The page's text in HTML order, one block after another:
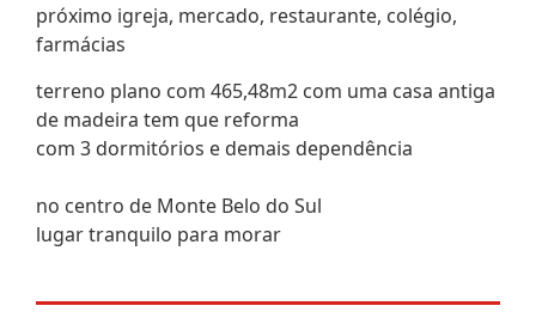
próximo igreja, mercado, restaurante, colégio,
farmácias
terreno plano com 465,48m2 com uma casa antiga
de madeira tem que reforma
com 3 dormitórios e demais dependência
no centro de Monte Belo do Sul
lugar tranquilo para morar